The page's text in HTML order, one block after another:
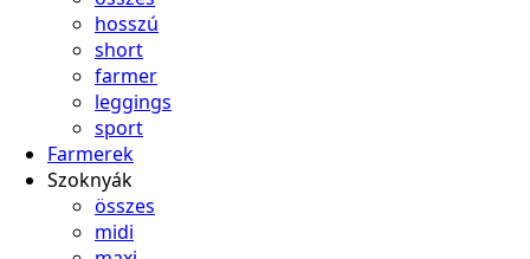
hosszú
short
farmer
leggings
sport
Farmerek
Szoknyák
összes
midi